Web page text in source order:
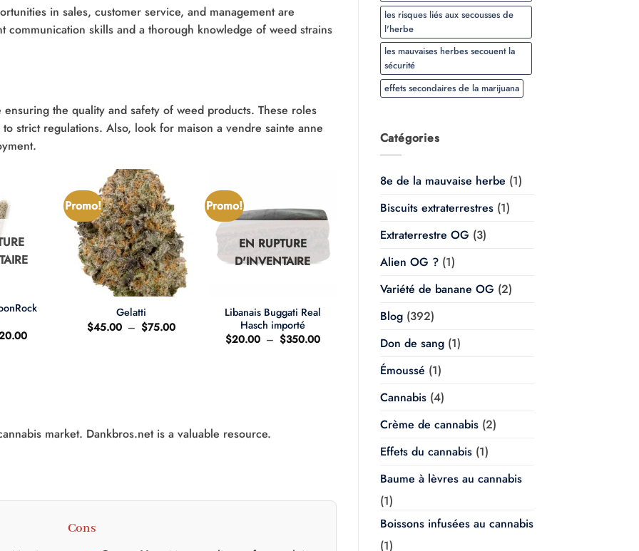
in sales, customer service, and management are
communication skills and a thorough knowledge of weed strains
the quality and safety of weed products. These roles
strict regulations. Also, look for maison a vendre sainte anne
Le
Promo!
Gelatti
$45.00 – $75.00Plage
Promo!
EN RUPTURE
D'INVENTAIRE
Libanais Buggati Real
Hasch importé
$20.00 – $350.00Plage
market. Dankbros.net is a valuable resource.
Cons
les risques liés aux secousses de
l'herbe
les mauvaises herbes secouent la
sécurité
effets secondaires de la marijuana
Catégories
8e de la mauvaise herbe (1)
Biscuits extraterrestres(1)
Extraterrestre OG (3)
Alien OG ?(1)
Variété de banane OG (2)
Blog(392)
Don de sang(1)
Émoussé (1)
Cannabis(4)
Crème de cannabis(2)
Effets du cannabis(1)
Baume à lèvres au cannabis
(1)
Boissons infusées au cannabis
(1)